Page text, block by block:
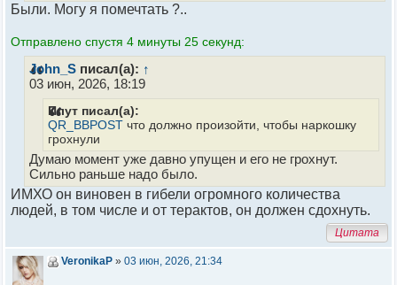
Были. Могу я помечтать ?..
Отправлено спустя 4 минуты 25 секунд:
John_S писал(а): ↑
03 июн, 2026, 18:19
Плут писал(а):
QR_BBPOST что должно произойти, чтобы наркошку
грохнули
Думаю момент уже давно упущен и его не грохнут.
Сильно раньше надо было.
ИМХО он виновен в гибели огромного количества
людей, в том числе и от терактов, он должен сдохнуть.
Цитата
VeronikaР » 03 июн, 2026, 21:34